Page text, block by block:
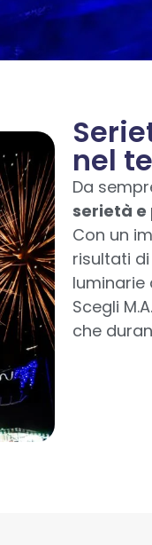
nel
Da
serietà e
Con un
risultati
luminarie
Scegli
che